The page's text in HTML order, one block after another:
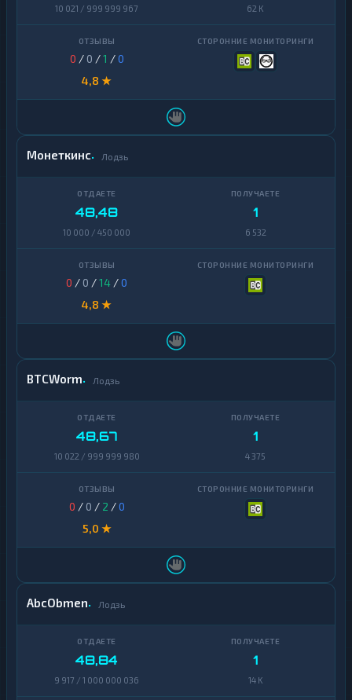
10 021 / 999 999 967 62 K
0 / 0 /1 /0
4,8 ★
Монеткинс Лодзь
48,48
10 000 / 450 000
1
6 532
0 / 0 /14 /0
4,8 ★
BTCWorm Лодзь
48,67
10 022 / 999 999 980
1
4 375
0 / 0 / 2 /0
5,0 ★
AbcObmen Лодзь
48,84
9 917 / 1 000 000 036
1
14 K